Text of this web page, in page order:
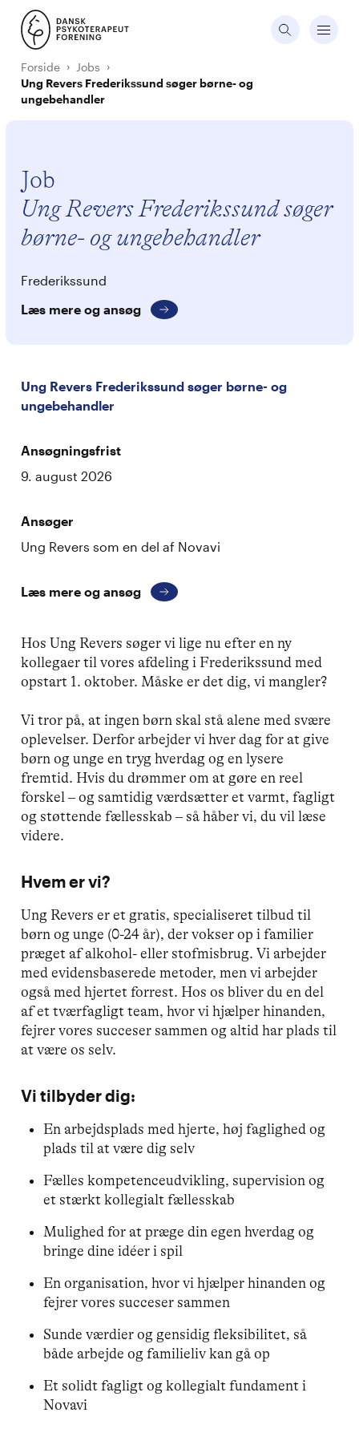
Forside
Jobs
Ung Revers Frederikssund søger børne- og
ungebehandler
Job
Ung Revers Frederikssund søger
børne- og ungebehandler
Frederikssund
Læs mere og ansøg
Ung Revers Frederikssund søger børne- og
ungebehandler
Ansøgningsfrist
9. august 2026
Ansøger
Ung Revers som en del af Novavi
Læs mere og ansøg
Hos Ung Revers søger vi lige nu efter en ny
kollegaer til vores afdeling i Frederikssund med
opstart 1. oktober. Måske er det dig, vi mangler?
Vi tror på, at ingen børn skal stå alene med svære
oplevelser. Derfor arbejder vi hver dag for at give
børn og unge en tryg hverdag og en lysere
fremtid. Hvis du drømmer om at gøre en reel
forskel – og samtidig værdsætter et varmt, fagligt
og støttende fællesskab – så håber vi, du vil læse
videre.
Hvem er vi?
Ung Revers er et gratis, specialiseret tilbud til
børn og unge (0-24 år), der vokser op i familier
præget af alkohol- eller stofmisbrug. Vi arbejder
med evidensbaserede metoder, men vi arbejder
også med hjertet forrest. Hos os bliver du en del
af et tværfagligt team, hvor vi hjælper hinanden,
fejrer vores succeser sammen og altid har plads til
at være os selv.
Vi tilbyder dig:
En arbejdsplads med hjerte, høj faglighed og
plads til at være dig selv
Fælles kompetenceudvikling, supervision og
et stærkt kollegialt fællesskab
Mulighed for at præge din egen hverdag og
bringe dine idéer i spil
En organisation, hvor vi hjælper hinanden og
fejrer vores succeser sammen
Sunde værdier og gensidig fleksibilitet, så
både arbejde og familieliv kan gå op
Et solidt fagligt og kollegialt fundament i
Novavi